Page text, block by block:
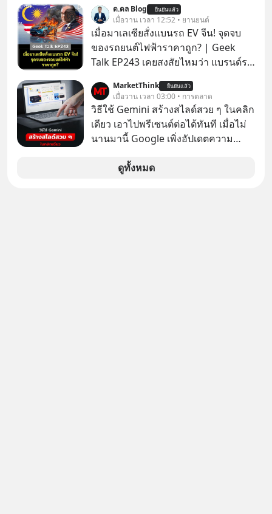
ประเด็นด้านอธิปไตยของประเทศ
ของอนุภูมิภาคลุ่มแม่น้ำโขง
ด.ดล Blog ยืนยันแล้ว
เมื่อวาน เวลา 12:52 • ยานยนต์
เมื่อมาเลเซียสั่งแบนรถ EV จีน! จุดจบ
ของรถยนต์ไฟฟ้าราคาถูก? | Geek
Talk EP243 เคยสงสัยไหมว่า แบรนด์รถ
ราบคาบ จะถูกสกัดดาวรุ่งจนต้องเบรก
หัวทิ่มได้อย่างไร? นี่คือเรื่องจริงที่เพิ่ง
เกิดขึ้นในมาเลเซีย เมื่อรัฐบาลประกาศ
งัด “กฎเหล็ก” สั่งบล็อกการนำเข้ารถ EV
กำแพงราคานำเข้าขั้นต่ำสูงถึง 1.7 ล้าน
บาท! งานนี้ทำเอาค่ายยักษ์ใหญ่อย่าง
MarketThink ยืนยันแล้ว
เมื่อวาน เวลา 03:00 • การตลาด
วิธีใช้ Gemini สร้างสไลด์สวย ๆ ในคลิก
เดียว เอาไปพรีเซนต์ต่อได้ทันที เมื่อไม่
นานมานี้ Google เพิ่งอัปเดตความ
สามารถใช้ Gemini ช่วยสร้างสไลด์นำ
ดูทั้งหมด